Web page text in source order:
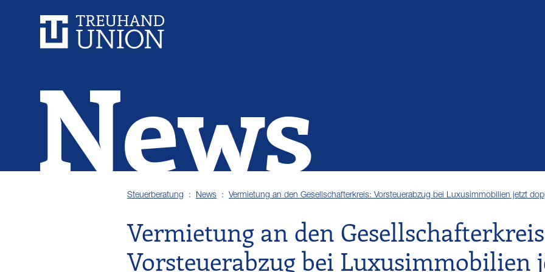
News
Steuerberatung News Vermietung an den Gesellschafterkreis: Vorsteuerabzug bei Luxusimmobilien jetzt
Vermietung an den
Vorsteuerabzug bei Luxusimmobilien